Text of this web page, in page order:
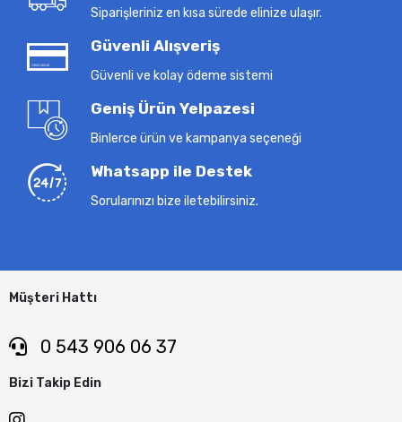
Siparişleriniz en kısa sürede elinize ulaşır.
Güvenli Alışveriş
Güvenli ve kolay ödeme sistemi
Geniş Ürün Yelpazesi
Binlerce ürün ve kampanya seçeneği
Whatsapp ile Destek
Sorularınızı bize iletebilirsiniz.
Müşteri Hattı
0 543 906 06 37
Bizi Takip Edin